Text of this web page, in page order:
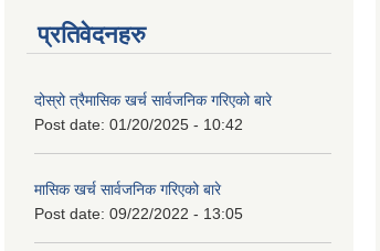
प्रतिवेदनहरु
दोस्रो त्रैमासिक खर्च सार्वजनिक गरिएको बारे
Post date: 01/20/2025 - 10:42
मासिक खर्च सार्वजनिक गरिएको बारे
Post date: 09/22/2022 - 13:05